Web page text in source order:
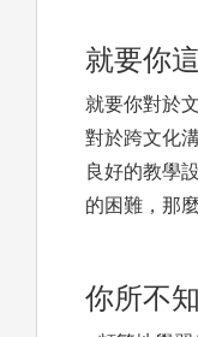
就要你
就要你對於
對於跨文化
良好的教學
的困難，那
你所不